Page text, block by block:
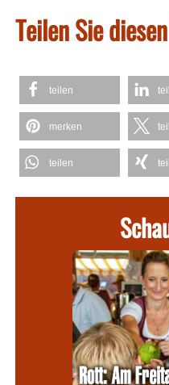
Teilen Sie
teilen
merken
teilen